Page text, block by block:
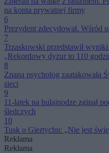
na konta prywatnej firmy
6
Prezydent zdecydował. Wśród
7
Trzaskowski przedstawił
„Rekordowy dyżur to 110
8
Znana psycholog zaatakowała
sieci
9
11-latek na hulajnodze zginął
śledczych
10
Tusk o Giertychu: „Nie jest
Reklama
Reklama